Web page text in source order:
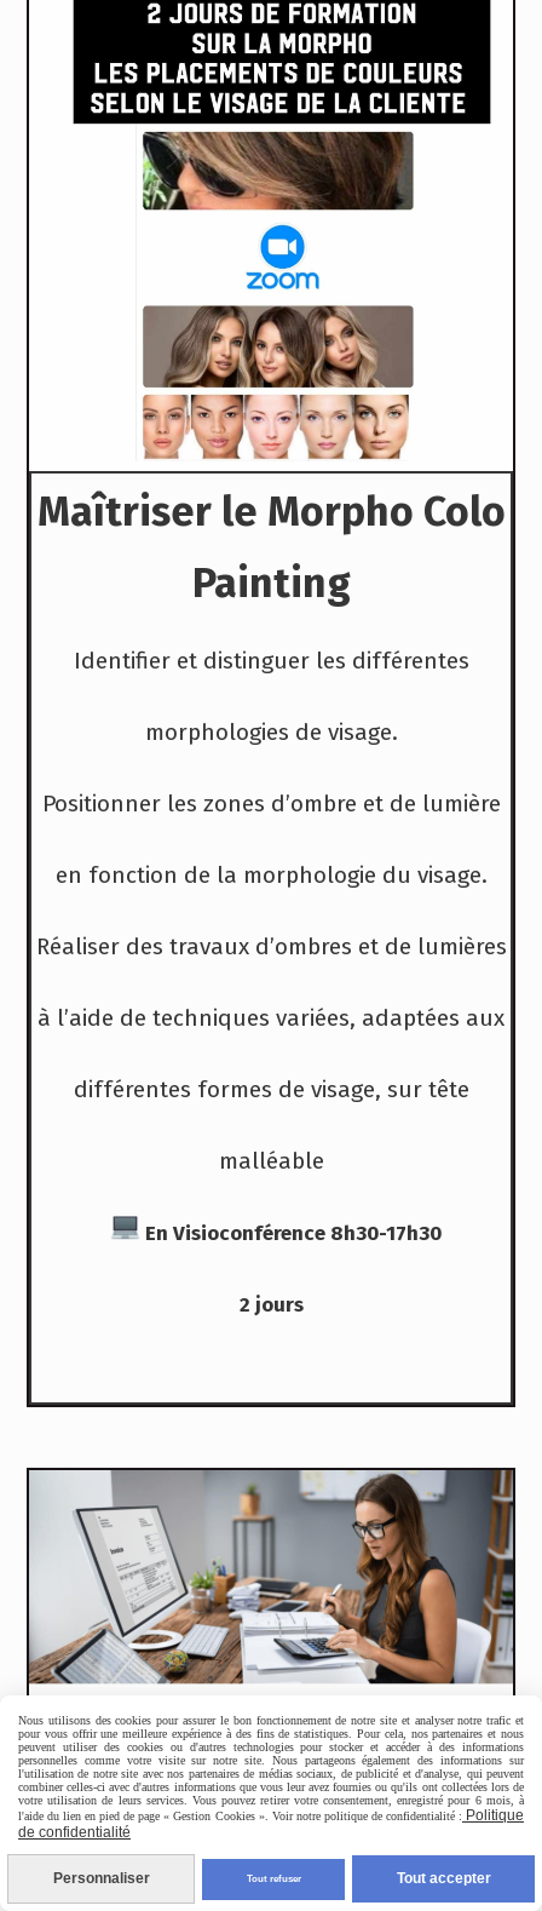
Maîtriser le Morpho Colo
Painting
Identifier et distinguer les différentes
morphologies de visage.
Positionner les zones d’ombre et de lumière
en fonction de la morphologie du visage.
Réaliser des travaux d’ombres et de lumières
à l’aide de techniques variées, adaptées aux
différentes formes de visage, sur tête
malléable
En Visioconférence 8h30-17h30
2 jours
Nous utilisons des cookies pour assurer le bon fonctionnement de notre site et analyser notre trafic et
pour vous offrir une meilleure expérience à des fins de statistiques. Pour cela, nos partenaires et nous
peuvent utiliser des cookies ou d'autres technologies pour stocker et accéder à des informations
personnelles comme votre visite sur notre site. Nous partageons également des informations sur
l'utilisation de notre site avec nos partenaires de médias sociaux, de publicité et d'analyse, qui peuvent
combiner celles-ci avec d'autres informations que vous leur avez fournies ou qu'ils ont collectées lors de
votre utilisation de leurs services. Vous pouvez retirer votre consentement, enregistré pour 6 mois, à
l'aide du lien en pied de page « Gestion Cookies ». Voir notre politique de confidentialité : Politique
de confidentialité
Personnaliser Tout refuser Tout accepter